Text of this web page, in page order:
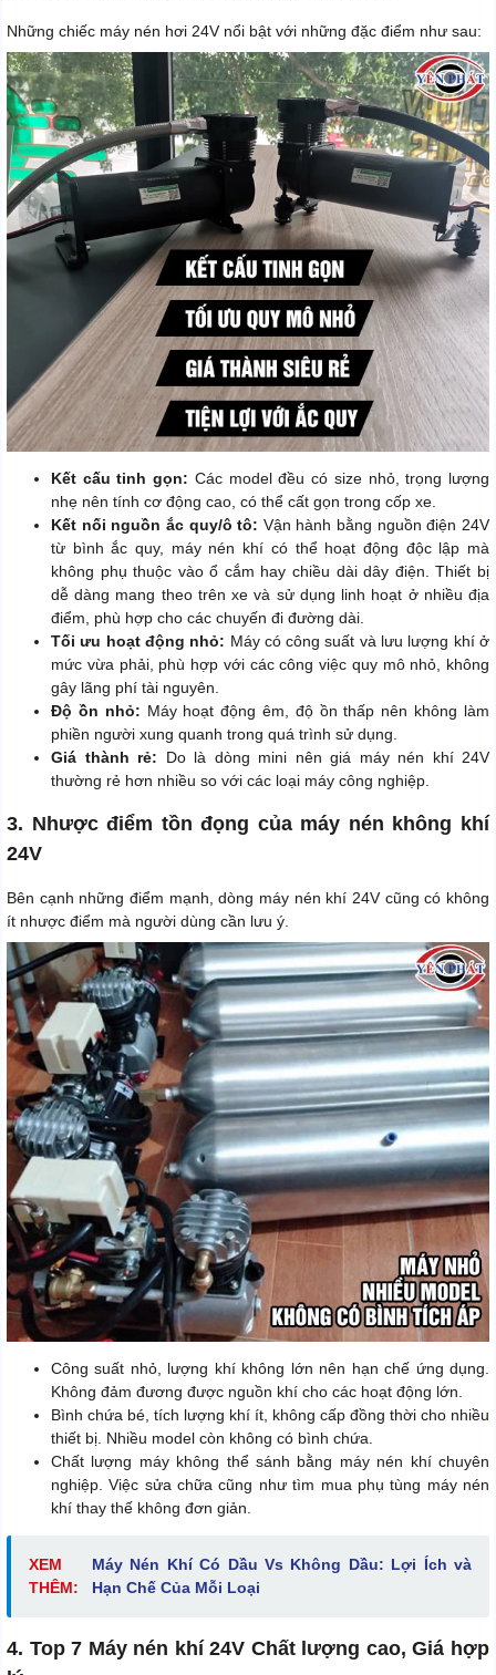
Những chiếc máy nén hơi 24V nổi bật với những đặc điểm như sau:
Kết cấu tinh gọn: Các model đều có size nhỏ, trọng lượng
nhẹ nên tính cơ động cao, có thể cất gọn trong cốp xe.
Kết nối nguồn ắc quy/ô tô: Vận hành bằng nguồn điện 24V
từ bình ắc quy, máy nén khí có thể hoạt động độc lập mà
không phụ thuộc vào ổ cắm hay chiều dài dây điện. Thiết bị
dễ dàng mang theo trên xe và sử dụng linh hoạt ở nhiều địa
điểm, phù hợp cho các chuyến đi đường dài.
Tối ưu hoạt động nhỏ: Máy có công suất và lưu lượng khí ở
mức vừa phải, phù hợp với các công việc quy mô nhỏ, không
gây lãng phí tài nguyên.
Độ ồn nhỏ: Máy hoạt động êm, độ ồn thấp nên không làm
phiền người xung quanh trong quá trình sử dụng.
Giá thành rẻ: Do là dòng mini nên giá máy nén khí 24V
thường rẻ hơn nhiều so với các loại máy công nghiệp.
3. Nhược điểm tồn đọng của máy nén không khí
24V
Bên cạnh những điểm mạnh, dòng máy nén khí 24V cũng có không
ít nhược điểm mà người dùng cần lưu ý.
Công suất nhỏ, lượng khí không lớn nên hạn chế ứng dụng.
Không đảm đương được nguồn khí cho các hoạt động lớn.
Bình chứa bé, tích lượng khí ít, không cấp đồng thời cho nhiều
thiết bị. Nhiều model còn không có bình chứa.
Chất lượng máy không thể sánh bằng máy nén khí chuyên
nghiệp. Việc sửa chữa cũng như tìm mua phụ tùng máy nén
khí thay thế không đơn giản.
XEM
THÊM:
Máy Nén Khí Có Dầu Vs Không Dầu: Lợi Ích và
Hạn Chế Của Mỗi Loại
4. Top 7 Máy nén khí 24V Chất lượng cao, Giá hợp